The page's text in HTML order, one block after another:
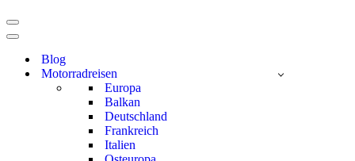
Navigationsmenü
Navigationsmenü
Blog
Motorradreisen
Europa
Balkan
Deutschland
Frankreich
Italien